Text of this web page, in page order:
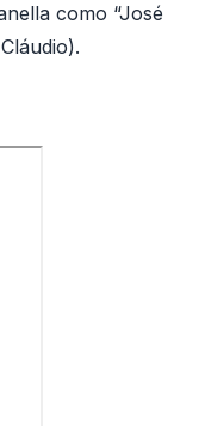
como “José